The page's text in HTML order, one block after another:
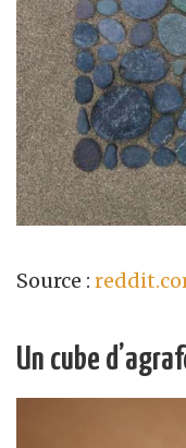
Source :
Un cube